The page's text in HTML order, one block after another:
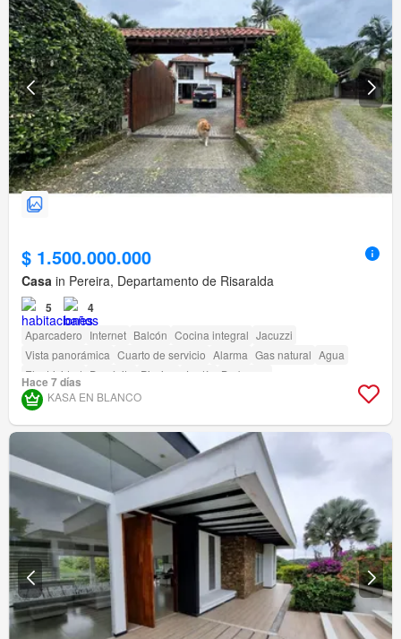
$ 1.500.000.000
Casa in Pereira, Departamento de Risaralda
5 4
Aparcadero Internet Balcón Cocina integral Jacuzzi
Vista panorámica Cuarto de servicio Alarma Gas natural Agua
Electricidad Depósito Piscina Jardín Barbecue
Hace 7 días
KASA EN BLANCO